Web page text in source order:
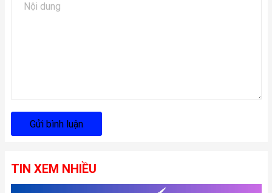
Gửi bình luận
TIN XEM NHIỀU